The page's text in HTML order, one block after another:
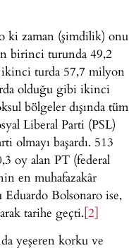
ki zaman (şimdilik) onu
birinci turunda 49,2
ikinci turda 57,7 milyon
olduğu gibi ikinci
bölgeler dışında tüm
Liberal Parti (PSL)
olmayı başardı. 513
oy alan PT (federal
en muhafazakâr
Bolsonaro ise,
tarihe geçti.[2]
yeşeren korku ve